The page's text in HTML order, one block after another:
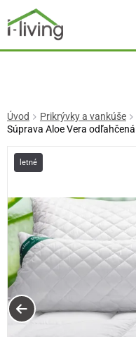
Úvod Prikrývky a vankúše
Súprava Aloe Vera odľahčená
letné